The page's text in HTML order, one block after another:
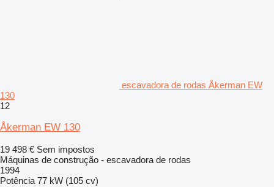
escavadora de rodas Åkerman EW
130
12
Åkerman EW 130
19 498 € Sem impostos
Máquinas de construção - escavadora de rodas
1994
Potência 77 kW (105 cv)